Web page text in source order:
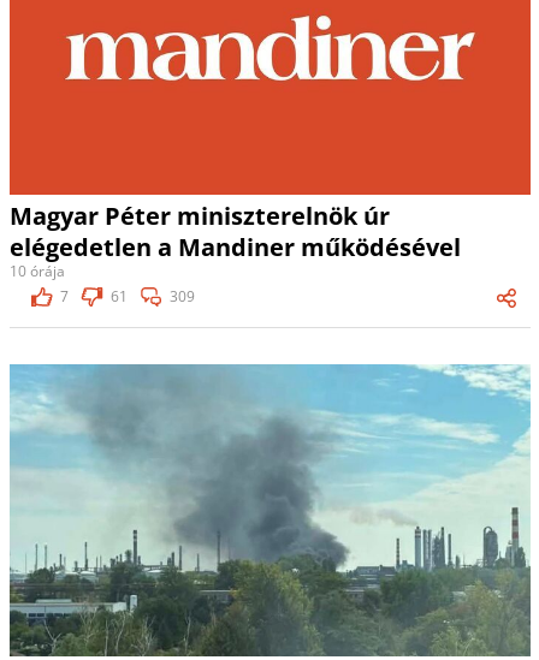
Magyar Péter miniszterelnök úr
elégedetlen a Mandiner működésével
10 órája
7
61 309